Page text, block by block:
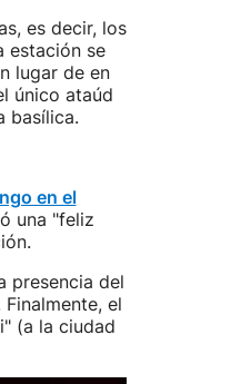
es decir, los
estación se
lugar de en
único ataúd
basílica.
en el
una "feliz
presencia del
el
(a la ciudad